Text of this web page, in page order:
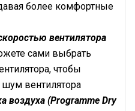
более комфортные
вентилятора
сами выбрать
чтобы
шум вентилятора
воздуха (Programme Dry